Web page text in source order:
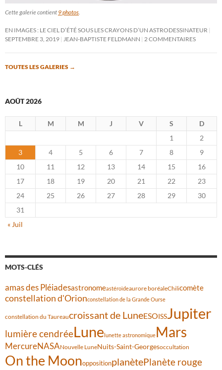
Cette galerie contient 9 photos
EN IMAGES : LE CIEL D’ÉTÉ SOUS LES CRAYONS D’UN ASTRODESSINATEUR
SEPTEMBRE 3, 2019
JEAN-BAPTISTE FELDMANN 2 COMMENTAIRES
TOUTES LES GALERIES →
AOÛT 2026
L M M J V S
D
1
2
3
4 5 6 7 8
9
10
11 12 13 14 15
16
17
18 19 20 21 22
23
24
25 26 27 28 29
30
31
« Juil
MOTS-CLÉS
amas des Pléiadesastronomeastéroïdeaurore boréaleChilicomète
constellation d'Orionconstellation de la Grande Ourse
constellation du Taureaucroissant de LuneESOISSJupiter
lumière cendréeLunelunette astronomiqueMars
MercureNASANouvelle LuneNuits-Saint-Georgesoccultation
On the MoonoppositionplanètePlanète rouge